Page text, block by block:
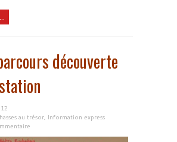
découverte
au trésor, Information express